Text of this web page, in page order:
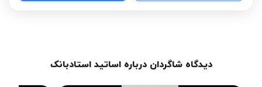
دیدگاه شاگردان درباره اساتید استادبانک